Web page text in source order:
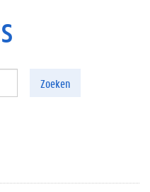
Zoeken